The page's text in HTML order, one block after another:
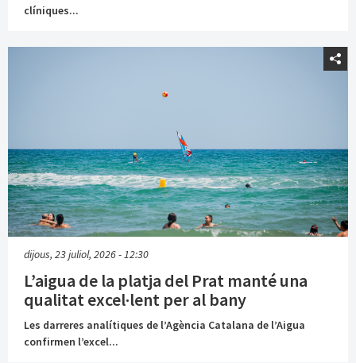
clíniques...
dijous, 23 juliol, 2026 - 12:30
L’aigua de la platja del Prat manté una
qualitat excel·lent per al bany
Les darreres analítiques de l’Agència Catalana de l’Aigua
confirmen l’excel...